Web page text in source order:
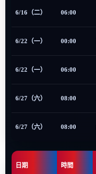
6/16（二） 06:00
6/22（一） 00:00
6/22（一） 06:00
6/27（六） 08:00
6/27（六） 08:00
日期 時間